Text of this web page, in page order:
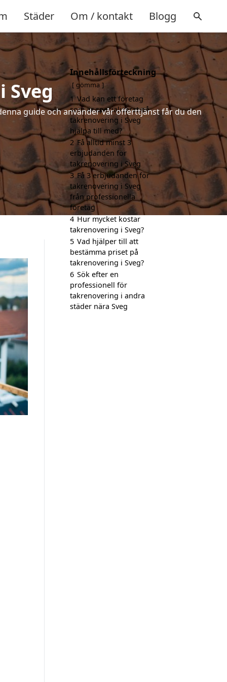
Städer Om / kontakt Blogg
Sveg
guide och använder vår offerttjänst får du den
Innehållsförteckning
gömma
1 Vad kan ett företag
som är specialiserat på
takrenovering i Sveg
hjälpa till med?
2 Få alltid minst 3
erbjudanden för
takrenovering i Sveg
3 Få 3 erbjudanden för
takrenovering i Sveg
från professionella
företag
4 Hur mycket kostar
takrenovering i Sveg?
5 Vad hjälper till att
bestämma priset på
takrenovering i Sveg?
6 Sök efter en
professionell för
takrenovering i andra
städer nära Sveg